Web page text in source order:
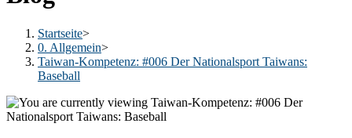
Startseite>
0. Allgemein>
Taiwan-Kompetenz: #006 Der Nationalsport Taiwans:
Baseball